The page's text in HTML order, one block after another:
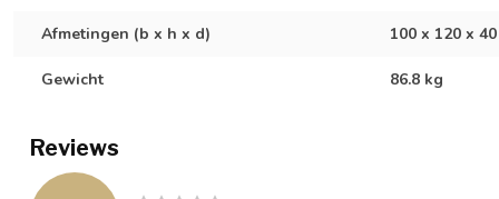
Afmetingen (b x h x d) 100 x 120 x
Gewicht 86.8 kg
Reviews